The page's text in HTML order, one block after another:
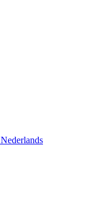
Nederlands